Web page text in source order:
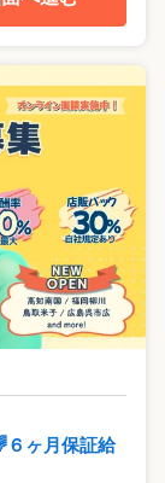
６ヶ月保証給